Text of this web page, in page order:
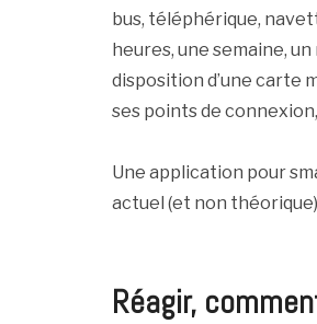
bus, téléphérique,
heures, une semaine,
disposition d’une carte
ses points de
Une application pour
actuel (et non
Réagir,